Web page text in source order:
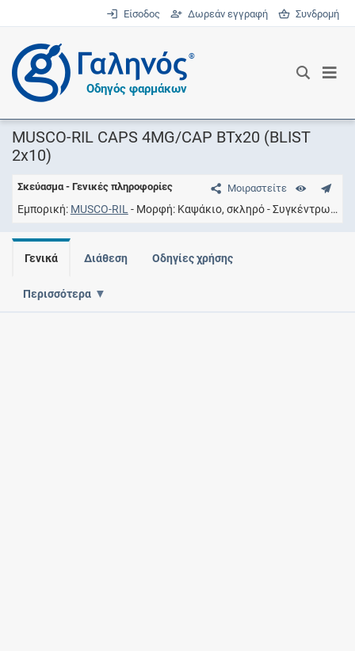
Είσοδος Δωρεάν εγγραφή Συνδρομή
®
Οδηγός φαρμάκων
MUSCO-RIL CAPS 4MG/CAP BTx20 (BLIST
2x10)
Μοιραστείτε
Σκεύασμα - Γενικές πληροφορίες
Εμπορική MUSCO-RIL Μορφή Καψάκιο, σκληρό Συγκέντρωση
Γενικά Διάθεση Οδηγίες χρήσης
Περισσότερα